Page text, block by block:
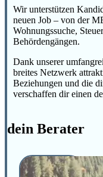
Wir unterstützen
neuen Job – von der
Wohnungssuche,
Behördengängen.
Dank unserer
breites Netzwerk
Beziehungen und die
verschaffen dir einen
dein Berater